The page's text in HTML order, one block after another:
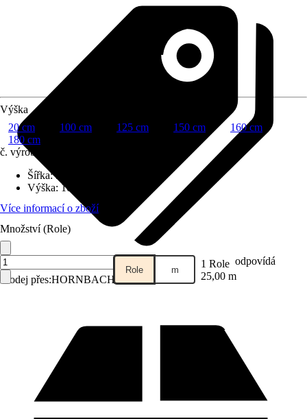
Prodej přes:HORNBACH
Výška
20 cm
100 cm 125 cm 150 cm
160 cm
180 cm
č. výrobku
Šířka:50 cm
Výška: 100 cm
Více informací o zboží
Množství (Role)
Role m 1 Role odpovídá
25,00 m